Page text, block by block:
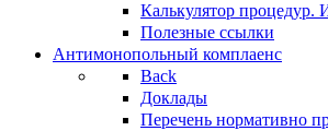
Калькулятор процедур.
Полезные ссылки
Антимонопольный комплаенс
Back
Доклады
Перечень нормативно